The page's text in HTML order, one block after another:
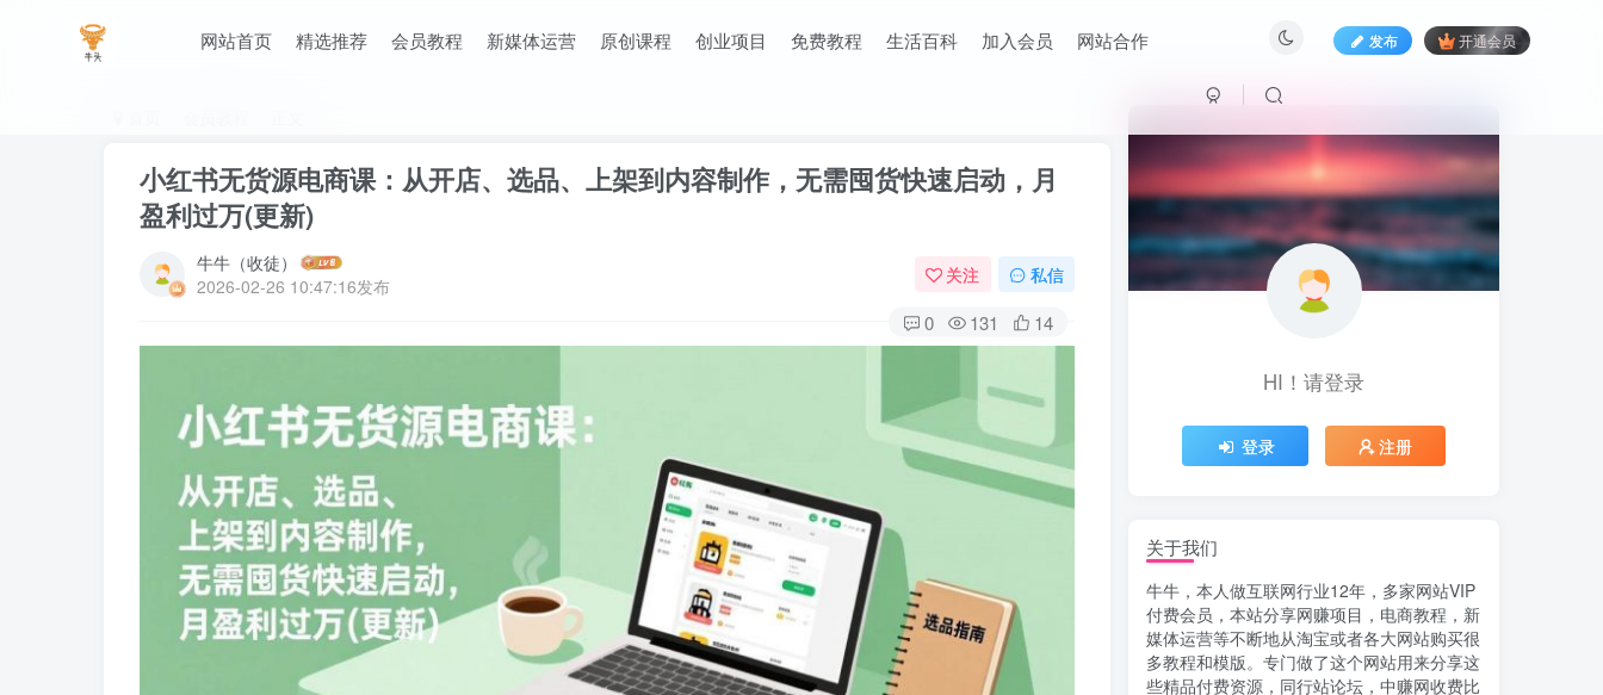
网站首页 精选推荐 会员教程 新媒体运营 原创课程 创业项目 免费教程 生活百科 加入会员 网站合作 发布 开通会员
小红书无货源电商课：从开店、选品、上架到内容制作，无需囤货快速启动，月
盈利过万(更新)
牛牛（收徒）
2026-02-26 10:47:16发布
关注 私信
0 131 14
HI！请登录
HI！请登录
登录 注册
关于我们
牛牛，本人做互联网行业12年，多家网站VIP
付费会员，本站分享网赚项目，电商教程，新
媒体运营等不断地从淘宝或者各大网站购买很
多教程和模版。专门做了这个网站用来分享这
些精品付费资源，同行站论坛，中赚网收费比